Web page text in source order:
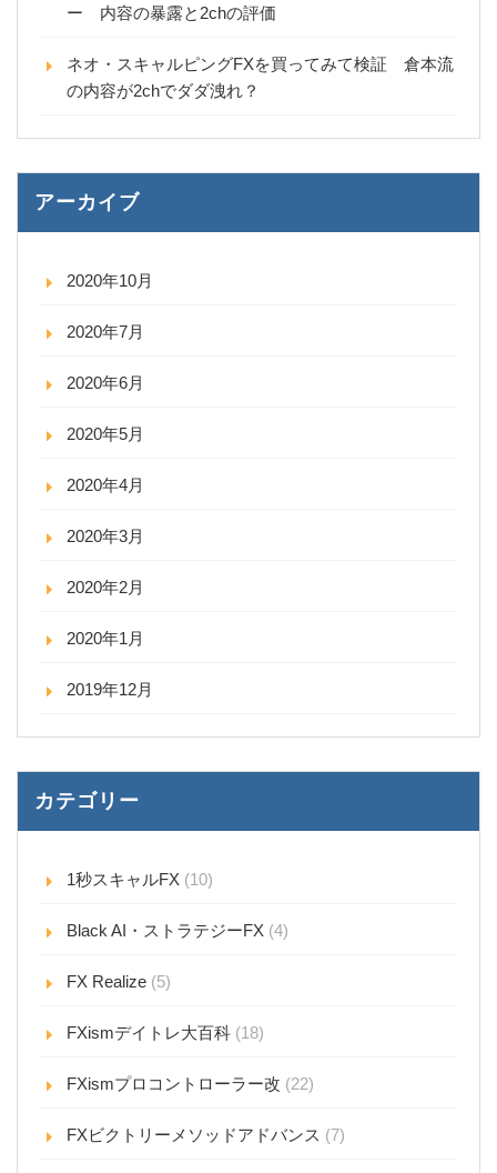
ー 内容の暴露と2chの評価
ネオ・スキャルピングFXを買ってみて検証 倉本流
の内容が2chでダダ洩れ？
アーカイブ
2020年10月
2020年7月
2020年6月
2020年5月
2020年4月
2020年3月
2020年2月
2020年1月
2019年12月
カテゴリー
1秒スキャルFX (10)
Black AI・ストラテジーFX (4)
FX Realize (5)
FXismデイトレ大百科 (18)
FXismプロコントローラー改 (22)
FXビクトリーメソッドアドバンス (7)